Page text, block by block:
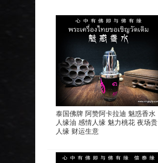
泰国佛牌 阿赞阿卡拉迪 魅惑香水
人缘油 感情人缘 魅力桃花 夜场贵
人缘 财运生意